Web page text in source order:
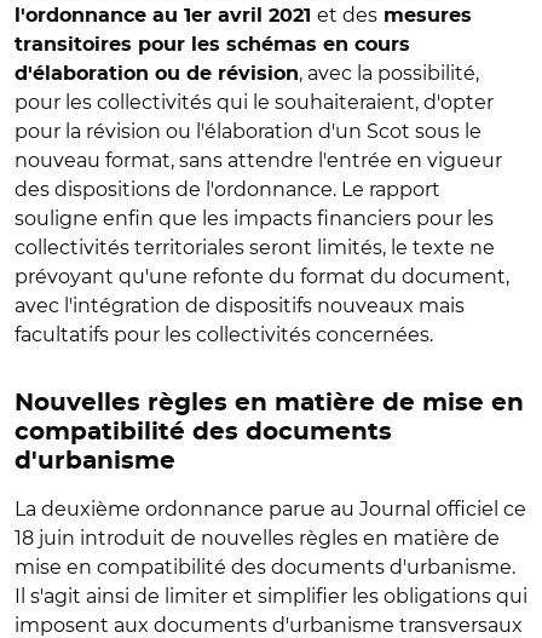
l'ordonnance au 1er avril 2021 et des mesures
transitoires pour les schémas en cours
d'élaboration ou de révision, avec la possibilité,
pour les collectivités qui le souhaiteraient, d'opter
pour la révision ou l'élaboration d'un Scot sous le
nouveau format, sans attendre l'entrée en vigueur
des dispositions de l'ordonnance. Le rapport
souligne enfin que les impacts financiers pour les
collectivités territoriales seront limités, le texte ne
prévoyant qu'une refonte du format du document,
avec l'intégration de dispositifs nouveaux mais
facultatifs pour les collectivités concernées.
Nouvelles règles en matière de mise en
compatibilité des documents
d'urbanisme
La deuxième ordonnance parue au Journal officiel ce
18 juin introduit de nouvelles règles en matière de
mise en compatibilité des documents d'urbanisme.
Il s'agit ainsi de limiter et simplifier les obligations qui
imposent aux documents d'urbanisme transversaux